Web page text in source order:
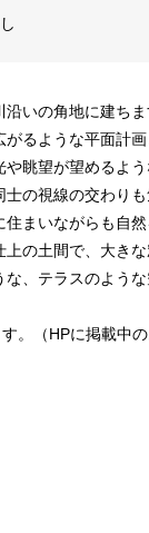
いの角地に建ち
るような平面計
眺望が望めるよ
の視線の交わり
まいながらも自
の土間で、大き
、テラスのような
。（HPに掲載中